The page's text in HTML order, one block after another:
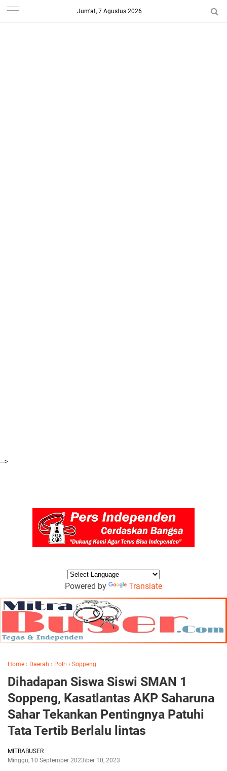
-->
Jum'at, 7 Agustus 2026
Powered by Translate
Home › Daerah › Polri › Soppeng
Dihadapan Siswa Siswi SMAN 1
Soppeng, Kasatlantas AKP Saharuna
Sahar Tekankan Pentingnya Patuhi
Tata Tertib Berlalu lintas
MITRABUSER
Minggu, 10 September 2023September 10, 2023